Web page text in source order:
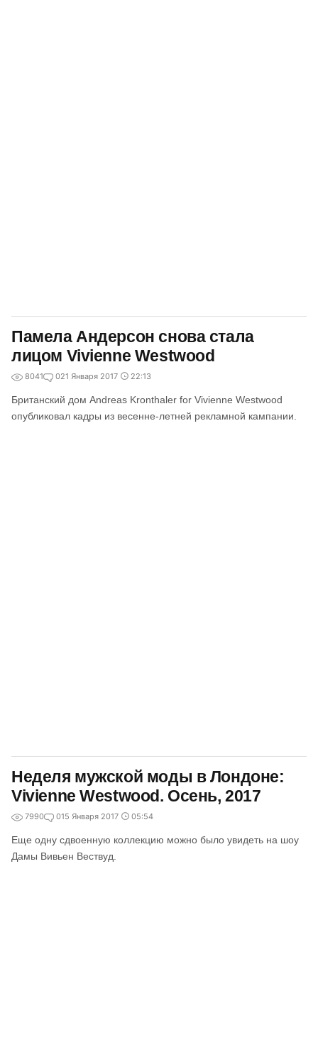
Памела Андерсон снова стала
лицом Vivienne Westwood
8041 021 Января 2017 22:13
Британский дом Andreas Kronthaler for Vivienne Westwood
опубликовал кадры из весенне-летней рекламной кампании.
Неделя мужской моды в Лондоне:
Vivienne Westwood. Осень, 2017
7990 015 Января 2017 05:54
Еще одну сдвоенную коллекцию можно было увидеть на шоу
Дамы Вивьен Вествуд.